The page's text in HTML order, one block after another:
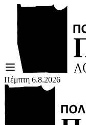
Πέμπτη 6.8.2026